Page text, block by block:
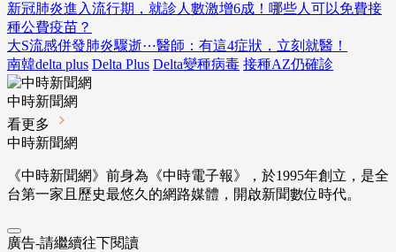
新冠肺炎進入流行期，就診人數激增6成！哪些人可以免費接
種公費疫苗？
大S流感併發肺炎驟逝⋯醫師：有這4症狀，立刻就醫！
南韓delta plus Delta Plus Delta變種病毒 接種AZ仍確診
中時新聞網
看更多
中時新聞網
《中時新聞網》前身為《中時電子報》，於1995年創立，是全
台第一家且歷史最悠久的網路媒體，開啟新聞數位時代。
廣告-請繼續往下閱讀